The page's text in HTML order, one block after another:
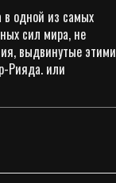
в одной из самых
сил мира, не
выдвинутые этими
Рияда. или